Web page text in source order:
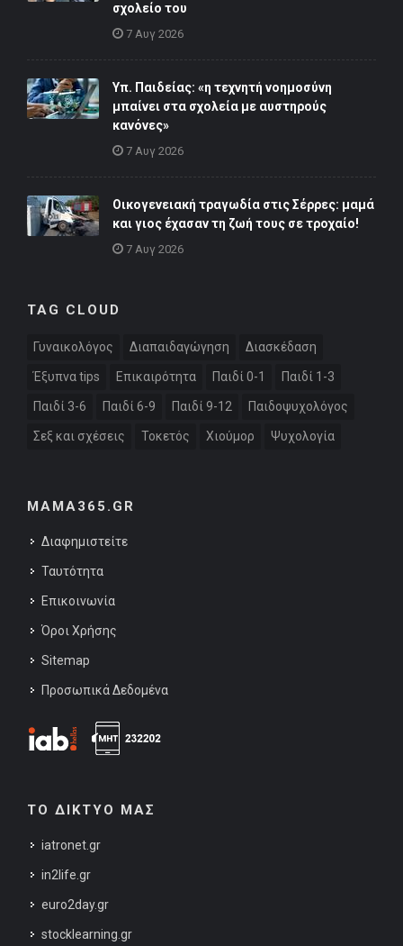
σχολείο του
7 Αυγ 2026
Υπ. Παιδείας: «η τεχνητή νοημοσύνη
μπαίνει στα σχολεία με αυστηρούς
κανόνες»
7 Αυγ 2026
Οικογενειακή τραγωδία στις Σέρρες: μαμά
και γιος έχασαν τη ζωή τους σε τροχαίο!
7 Αυγ 2026
TAG CLOUD
Γυναικολόγος Διαπαιδαγώγηση Διασκέδαση
Έξυπνα tips Επικαιρότητα Παιδί 0-1 Παιδί 1-3
Παιδί 3-6 Παιδί 6-9 Παιδί 9-12 Παιδοψυχολόγος
Σεξ και σχέσεις Τοκετός Χιούμορ Ψυχολογία
MAMA365.GR
Διαφημιστείτε
Ταυτότητα
Επικοινωνία
Όροι Χρήσης
Sitemap
Προσωπικά Δεδομένα
ΤΟ ΔΙΚΤΥΟ ΜΑΣ
iatronet.gr
in2life.gr
euro2day.gr
stocklearning.gr